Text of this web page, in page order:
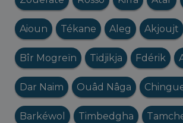
Aioun Tékane Aleg Akjoujt
Bîr Mogreïn Tidjikja Fdérik
Dar Naim Ouâd Nâga
Barkéwol Timbedgha